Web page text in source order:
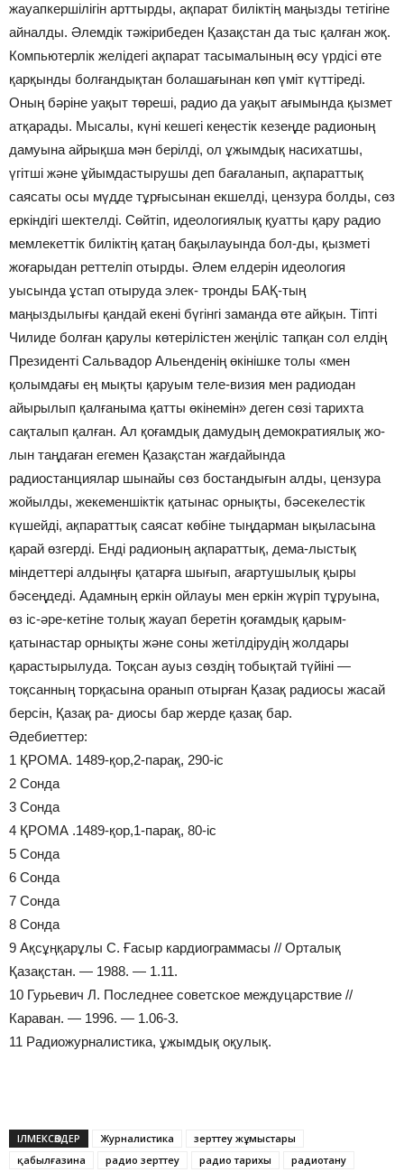
Әдебиеттер:
1 ҚРОМА. 1489-қор,2-парақ, 290-іс
2 Сонда
3 Сонда
4 ҚРОМА .1489-қор,1-парақ, 80-іс
5 Сонда
6 Сонда
7 Сонда
8 Сонда
9 Ақсұңқарұлы С. Ғасыр кардиограммасы // Орталық
Қазақстан. — 1988. — 1.11.
10 Гурьевич Л. Последнее советское междуцарствие //
Караван. — 1996. — 1.06-3.
11 Радиожурналистика, ұжымдық оқулық.
ІЛМЕКСӨЗДЕР Журналистика
зерттеу жұмыстары
қабылғазина
радио зерттеу радио тарихы радиотану